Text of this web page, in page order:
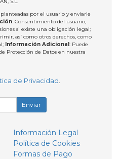
por el usuario y enviarle
: Consentimiento del usuario;
si existe una obligación legal;
así como otros derechos, como
Información Adicional: Puede
Protección de Datos en nuestra
de Privacidad
Enviar
Información Legal
Política de Cookies
Formas de Pago